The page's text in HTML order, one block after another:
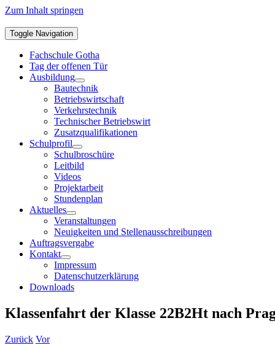
Zum Inhalt springen
Toggle Navigation
Fachschule Gotha
Tag der offenen Tür
Ausbildung
Bautechnik
Betriebswirtschaft
Verkehrstechnik
Technischer Betriebswirt
Zusatzqualifikationen
Schulprofil
Schulbroschüre
Leitbild
Videos
Projektarbeit
Stundenplan
Aktuelles
Veranstaltungen
Neuigkeiten und Stellenausschreibungen
Auftragsvergabe
Kontakt
Impressum
Datenschutzerklärung
Downloads
Klassenfahrt der Klasse 22B2Ht nach
Zurück Vor